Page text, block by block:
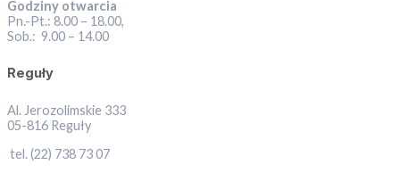
Godziny otwarcia
Pn.-Pt.: 8.00 – 18.00,
Sob.: 9.00 – 14.00
Reguły
Al. Jerozolimskie 333
05-816 Reguły
tel. (22) 738 73 07